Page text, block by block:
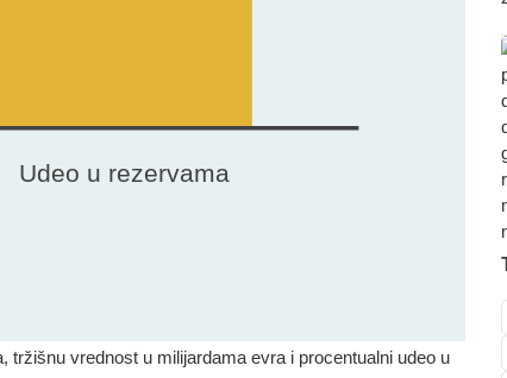
vrednost u milijardama evra i procentualni udeo u